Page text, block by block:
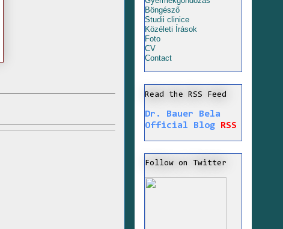
Böngésző
Studii clinice
Közéleti Írások
Foto
CV
Contact
Read the RSS Feed
Dr. Bauer Bela
Official Blog
RSS
Follow on Twitter